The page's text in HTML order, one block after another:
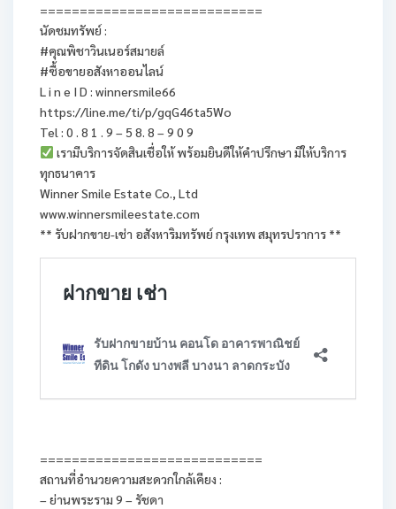
============================
นัดชมทรัพย์ :
#คุณพิชาวินเนอร์สมายล์
#ซื้อขายอสังหาออนไลน์
L i n e I D : winnersmile66
https://line.me/ti/p/gqG46ta5Wo
Tel : 0 . 8 1 . 9 – 5 8. 8 – 9 0 9
เรามีบริการจัดสินเชื่อให้ พร้อมยินดีให้คำปรึกษา มีให้บริการ
ทุกธนาคาร
Winner Smile Estate Co., Ltd
www.winnersmileestate.com
** รับฝากขาย-เช่า อสังหาริมทรัพย์ กรุงเทพ สมุทรปราการ **
============================
สถานที่อำนวยความสะดวกใกล้เคียง :
– ย่านพระราม 9 – รัชดา